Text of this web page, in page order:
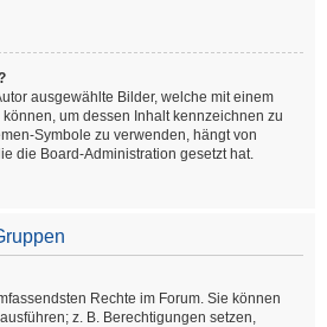
ausgewählte Bilder, welche mit einem
um dessen Inhalt kennzeichnen zu
Symbole zu verwenden, hängt von
die Board-Administration gesetzt hat.
Rechte im Forum. Sie können
z. B. Berechtigungen setzen,